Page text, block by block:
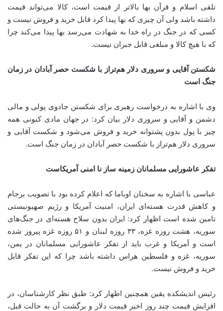
تلقی اسلام و قرآن بها بالاتر از قیمت است، کالا می‌تواند قیمت
داشته باشد ولی آن چیزی که بها پیدا کرد قابل خرید و فروش نیست و
کسی که در جنگ در راه خدا به شهادت می‌رسد بها پیدا می‌کند چرا
که با هیچ کالا و مبلغی قابل جبران نیست.
شکستن آقایی و سروری دلار هم‌تراز با شکست حصر آبادان در زمان
جنگ است
وی با اشاره به درخواست رهبری برای شکستن جادوی پولی و مالی
دشمن و آقایی و سروری دلار بیان کرد: در جهان مادی کنونی همه
چیز با پول بدون پشتوانه خرید و فروش می‌شود و شکست آقایی و
سروری دلار هم‌تراز با شکست حصر آبادان در زمان جنگ است.
تفکر عاشورایی مسلمانان زمینه ساز نا امنی آمریکاست
عباسی با اشاره به سخنان اوباما که اعلام کرده بود با تصویب برجام
و کاهش قدرت هسته‌ای ایران، امنیت آمریکا و رژیم صهیونیستی
تامین شده است اظهار کرد: ایران بدون سلاح هسته‌ای در جنگ‌های
سوریه، هشت روزه غزه، ۳۳ روزه لبنان و ۵۱ روزه غزه پیروز شده
است و آمریکا و غرب باید از تفکر عاشورایی مسلمانان در یمن،
سوریه، غزه و فلسطین هراس داشته باشد چرا که این تفکر قابل
خرید و فروش نیست.
رئیس اندیشکده یقین همچنین اظهار کرد:‌ طبق نظر کارشناسان، در
افزایش قیمت چند روز اخیر قیمت دلار و برگشت آن به حالت قبل،